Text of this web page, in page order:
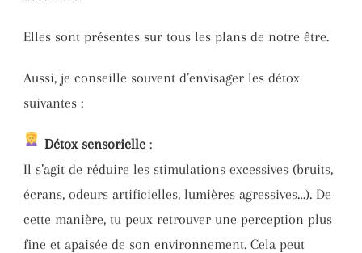
Elles sont présentes sur tous les plans de notre être.
Aussi, je conseille souvent d’envisager les détox
suivantes :
Détox sensorielle:
Il s’agit de réduire les stimulations excessives (bruits,
écrans, odeurs artificielles, lumières agressives…). De
cette manière, tu peux retrouver une perception plus
fine et apaisée de son environnement. Cela peut